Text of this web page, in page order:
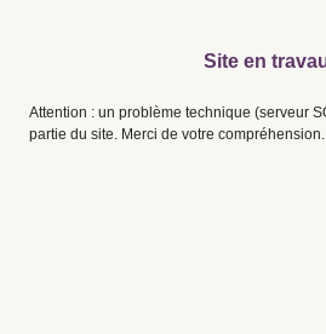
Site en
Attention : un problème technique (serveur
partie du site. Merci de votre compréhension.